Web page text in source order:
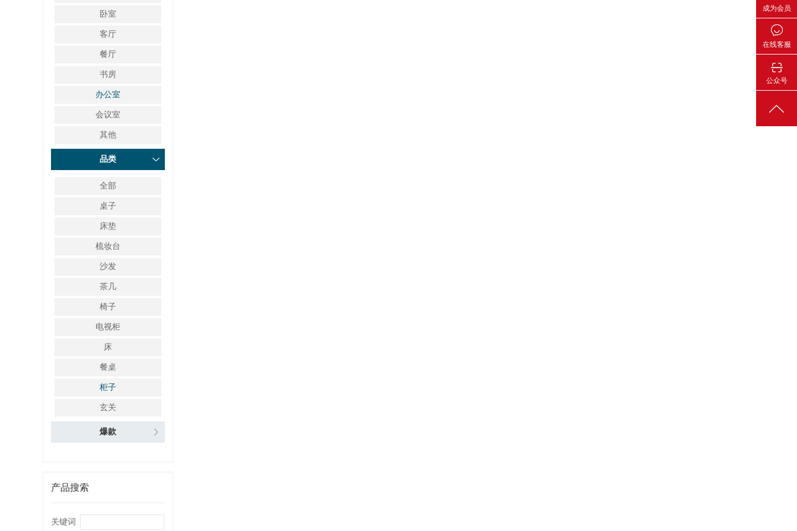
卧室
客厅
餐厅
书房
办公室
会议室
其他
品类
全部
桌子
床垫
梳妆台
沙发
茶几
椅子
电视柜
床
餐桌
柜子
玄关
爆款
产品搜索
关键词
成为会员
在线客服
公众号